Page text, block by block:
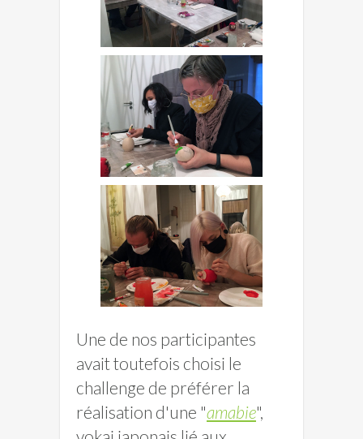
Une de nos participantes
avait toutefois choisi le
challenge de préférer la
réalisation d'une "amabie",